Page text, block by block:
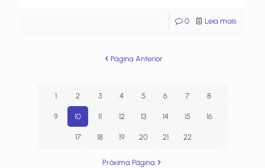
0 Leia mais
Página Anterior
1 2 3 4 5 6 7 8
9 10 11 12 13 14 15 16
17 18 19 20 21 22
Próxima Página